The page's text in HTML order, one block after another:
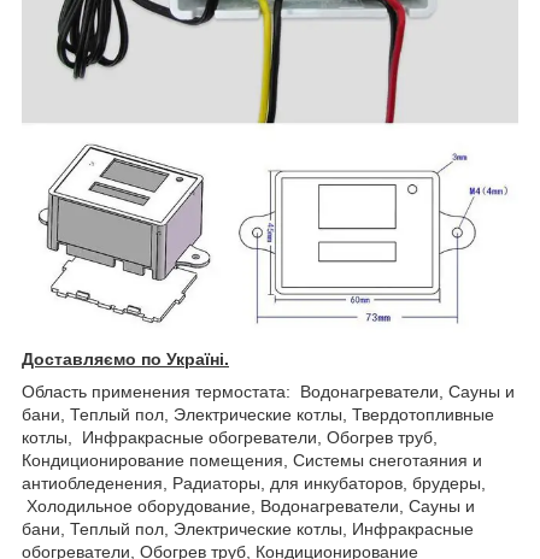
Доставляємо по Україні.
Область применения термостата: Водонагреватели, Сауны и
бани, Теплый пол, Электрические котлы, Твердотопливные
котлы, Инфракрасные обогреватели, Обогрев труб,
Кондиционирование помещения, Системы снеготаяния и
антиобледенения, Радиаторы, для инкубаторов, брудеры,
Холодильное оборудование, Водонагреватели, Сауны и
бани, Теплый пол, Электрические котлы, Инфракрасные
обогреватели, Обогрев труб, Кондиционирование